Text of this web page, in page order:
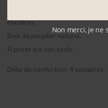
Matières:
Bois de peuplier naturel.
A poser sur son socle.
Délai de confection: 4 semaines.
Non merci, je ne